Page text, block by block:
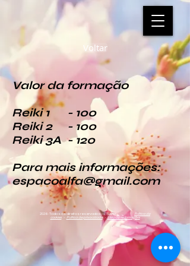
Voltar
Valor da formação
Reiki 1 - 100
Reiki 2 - 100
Reiki 3A - 120
Para mais informações:
espacoalfa@gmail.com
2026 - Todos os direitos reservados -CTLeiria
Politica de
cookies- Politica deprivacidade-Livro de reclamações